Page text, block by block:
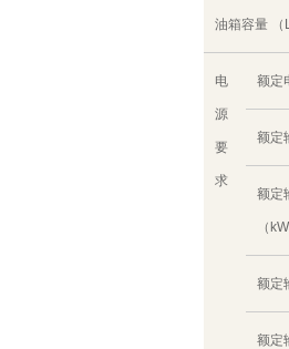
油箱容量 （
电
源
要
求
额定
额定
额定
（
额定
额定